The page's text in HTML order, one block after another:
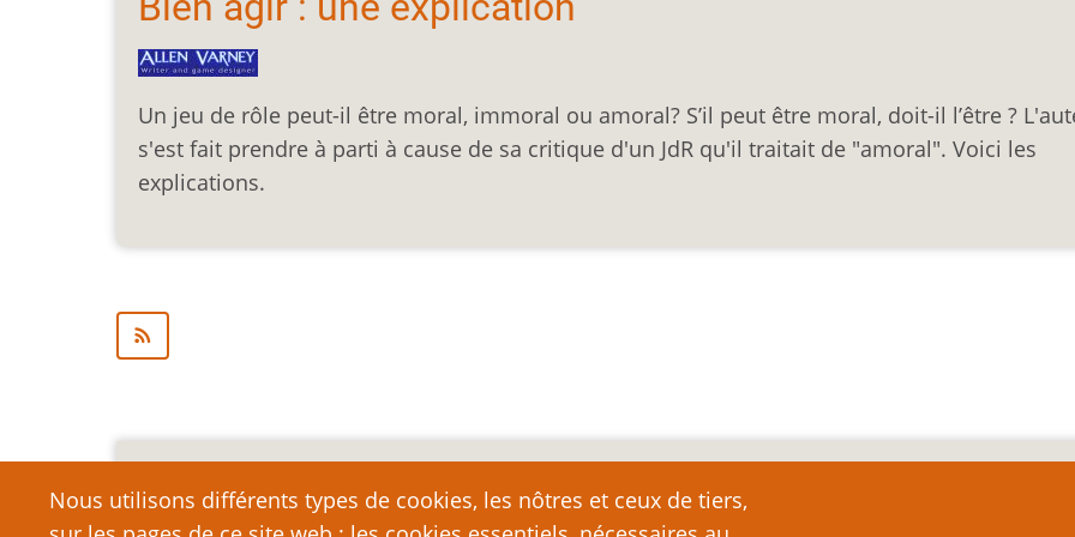
Un jeu de rôle peut-il être moral, immoral ou amoral? S’il peut être moral, doit-il l’être ?
s'est fait prendre à parti à cause de sa critique d'un JdR qu'il traitait de "amoral". Voici les
explications.
Nous utilisons différents types de cookies, les nôtres et ceux de tiers,
Mention légale importante